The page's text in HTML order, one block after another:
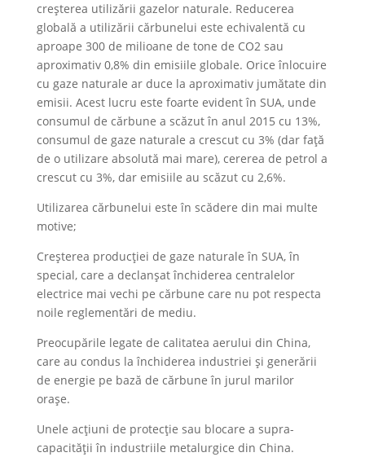
creșterea utilizării gazelor naturale. Reducerea
globală a utilizării cărbunelui este echivalentă cu
aproape 300 de milioane de tone de CO2 sau
aproximativ 0,8% din emisiile globale. Orice înlocuire
cu gaze naturale ar duce la aproximativ jumătate din
emisii. Acest lucru este foarte evident în SUA, unde
consumul de cărbune a scăzut în anul 2015 cu 13%,
consumul de gaze naturale a crescut cu 3% (dar față
de o utilizare absolută mai mare), cererea de petrol a
crescut cu 3%, dar emisiile au scăzut cu 2,6%.
Utilizarea cărbunelui este în scădere din mai multe
motive;
Creșterea producției de gaze naturale în SUA, în
special, care a declanşat închiderea centralelor
electrice mai vechi pe cărbune care nu pot respecta
noile reglementări de mediu.
Preocupările legate de calitatea aerului din China,
care au condus la închiderea industriei și generării
de energie pe bază de cărbune în jurul marilor
orașe.
Unele acţiuni de protecţie sau blocare a supra-
capacității în industriile metalurgice din China.